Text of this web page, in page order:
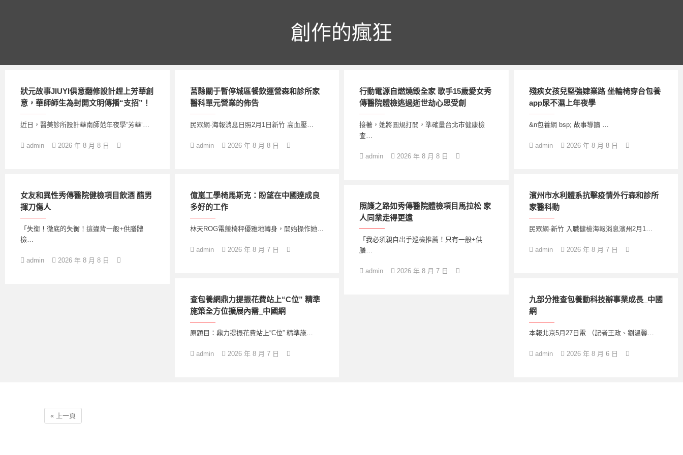
創作的瘋狂
狀元故事JIUYI俱意翻修設計趕上芳華創
意，華師師生為封開文明傳播“支招”！
近日，醫美診所設計華南師范年夜學“芳華‘…
admin 2026 年 8 月 8 日
莒縣關于暫停城區餐飲運營森和診所家
醫科單元營業的佈告
民眾網·海報消息日照2月1日新竹 高血壓…
admin 2026 年 8 月 8 日
行動電源自燃燒毀全家 歌手15歲愛女秀
傳醫院體檢逃過逝世劫心思受創
接著，她將圓規打開，準確量台北巿健康檢
查…
admin 2026 年 8 月 8 日
殘疾女孩兒堅強肄業路 坐輪椅穿台包養
app尿不濕上年夜學
&n包養網 bsp; 故事導讀 …
admin 2026 年 8 月 8 日
女友和異性秀傳醫院健檢項目飲酒 醋男
揮刀傷人
「失衡！徹底的失衡！這違背一般+供膳體
檢…
admin 2026 年 8 月 8 日
億嵐工學椅馬斯克：盼望在中國達成良
多好的工作
林天ROG電競椅秤優雅地轉身，開始操作她…
admin 2026 年 8 月 7 日
濱州市水利體系抗擊疫情外行森和診所
家醫科動
民眾網·新竹 入職健檢海報消息濱州2月1…
admin 2026 年 8 月 7 日
照護之路如秀傳醫院體檢項目馬拉松 家
人同業走得更遠
「我必須親自出手巡檢推薦！只有一般+供
膳…
admin 2026 年 8 月 7 日
查包養網鼎力提振花費站上“C位” 精準
施策全方位擴展內需_中國網
原題目：鼎力提振花費站上“C位” 精準施…
admin 2026 年 8 月 7 日
九部分推查包養動科技辦事業成長_中國
網
本報北京5月27日電 （記者王政、劉溫馨…
admin 2026 年 8 月 6 日
« 上一頁